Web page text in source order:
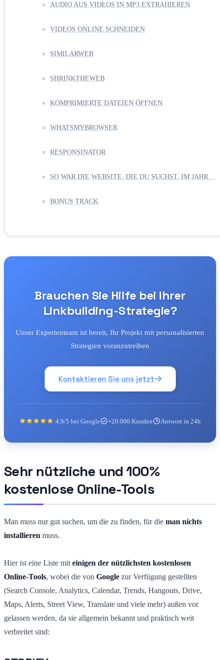
AUDIO AUS VIDEOS IN MP3 EXTRAHIEREN
VIDEOS ONLINE SCHNEIDEN
SIMILARWEB
SHRINKTHEWEB
KOMPRIMIERTE DATEIEN ÖFFNEN
WHATSMYBROWSER
RESPONSINATOR
SO WAR DIE WEBSITE, DIE DU SUCHST, IM JAHR…
BONUS TRACK
Brauchen Sie Hilfe bei Ihrer
Linkbuilding-Strategie?
Unser Expertenteam ist bereit, Ihr Projekt mit personalisierten
Strategien voranzutreiben
Kontaktieren Sie uns jetzt
4.9/5 bei Google +20.000 Kunden Antwort in 24h
Sehr nützliche und 100%
kostenlose Online-Tools
Man muss nur gut suchen, um die zu finden, für die man nichts
installieren muss.
Hier ist eine Liste mit einigen der nützlichsten kostenlosen
Online-Tools, wobei die von Google zur Verfügung gestellten
(Search Console, Analytics, Calendar, Trends, Hangouts, Drive,
Maps, Alerts, Street View, Translate und viele mehr) außen vor
gelassen werden, da sie allgemein bekannt und praktisch weit
verbreitet sind: